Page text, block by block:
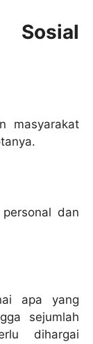
Sosial
masyarakat
dan
apa yang
sejumlah
dihargai